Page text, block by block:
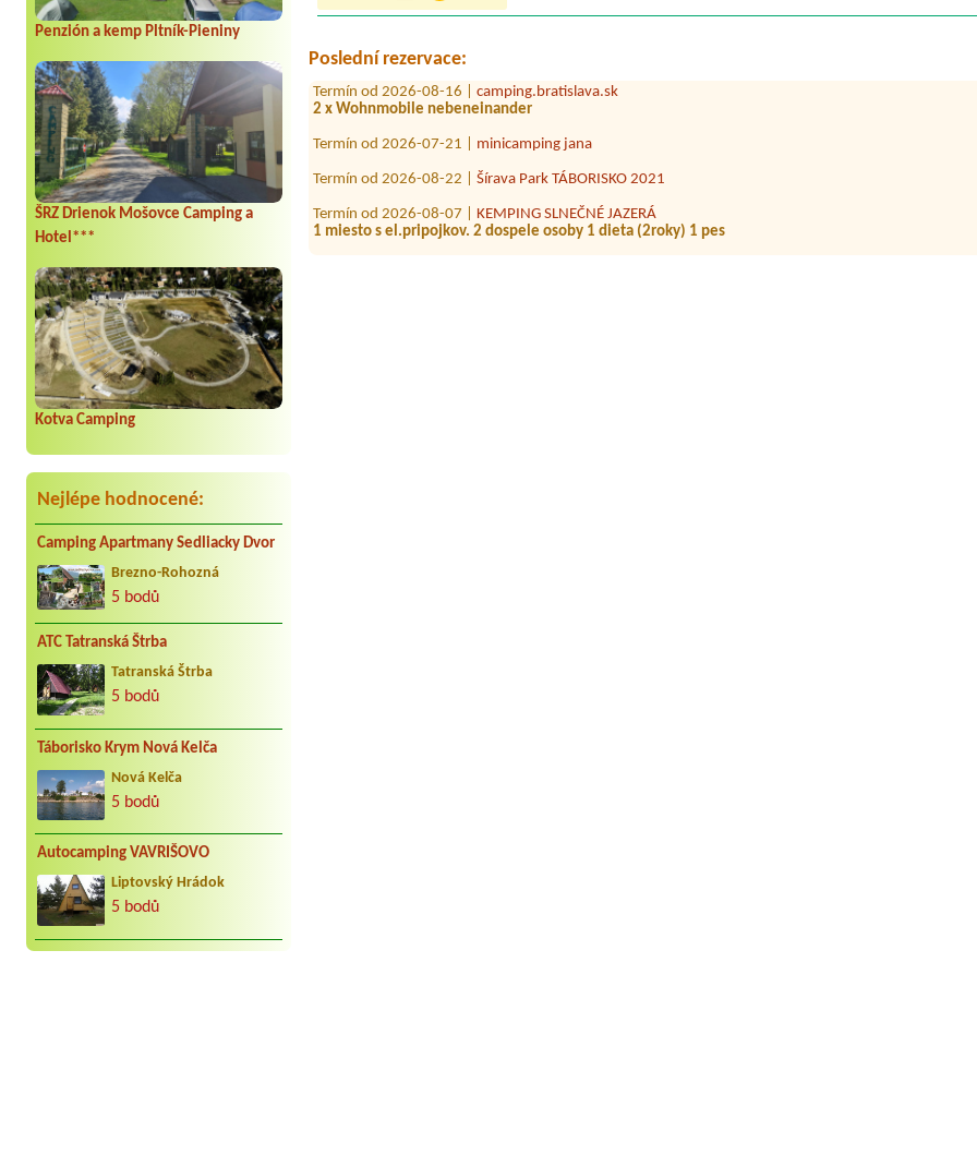
Penzión a kemp Pltník-Pieniny
ŠRZ Drienok Mošovce Camping a
Hotel***
Kotva Camping
Nejlépe hodnocené:
Camping Apartmany Sedliacky Dvor
Brezno-Rohozná
5 bodů
ATC Tatranská Štrba
Tatranská Štrba
5 bodů
Táborisko Krym Nová Kelča
Nová Kelča
5 bodů
Autocamping VAVRIŠOVO
Liptovský Hrádok
5 bodů
Poslední rezervace:
2 x Wohnmobile nebeneinander
1 miesto s el.pripojkov. 2 dospele osoby 1 dieta (2roky) 1 pes